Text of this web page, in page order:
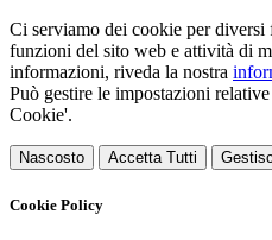
Ci serviamo dei cookie per
funzioni del sito web e attività di
informazioni, riveda la nostra
Può gestire le impostazioni
Cookie'.
Nascosto Accetta Tutti
Cookie Policy